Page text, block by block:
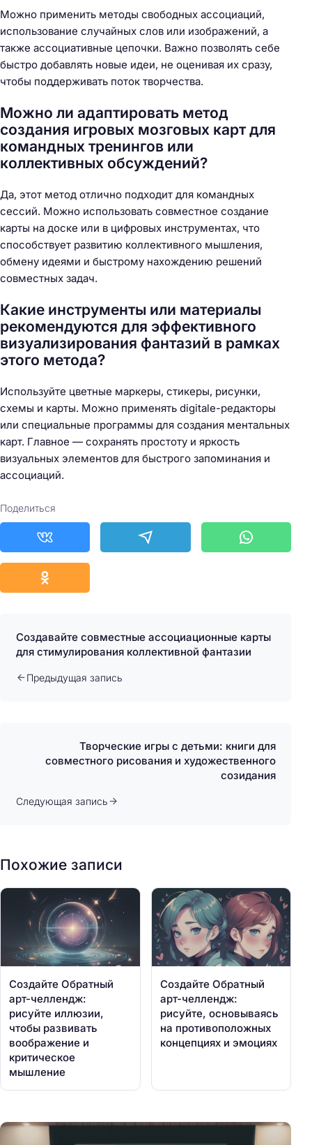
Можно применить методы свободных ассоциаций,
использование случайных слов или изображений, а
также ассоциативные цепочки. Важно позволять себе
быстро добавлять новые идеи, не оценивая их сразу,
чтобы поддерживать поток творчества.
Можно ли адаптировать метод
создания игровых мозговых карт для
командных тренингов или
коллективных обсуждений?
Да, этот метод отлично подходит для командных
сессий. Можно использовать совместное создание
карты на доске или в цифровых инструментах, что
способствует развитию коллективного мышления,
обмену идеями и быстрому нахождению решений
совместных задач.
Какие инструменты или материалы
рекомендуются для эффективного
визуализирования фантазий в рамках
этого метода?
Используйте цветные маркеры, стикеры, рисунки,
схемы и карты. Можно применять digitale-редакторы
или специальные программы для создания ментальных
карт. Главное — сохранять простоту и яркость
визуальных элементов для быстрого запоминания и
ассоциаций.
Поделиться
Создавайте совместные ассоциационные карты
для стимулирования коллективной фантазии
Предыдущая запись
Творческие игры с детьми: книги для
совместного рисования и художественного
созидания
Следующая запись
Похожие записи
Создайте Обратный
арт-челлендж:
рисуйте иллюзии,
чтобы развивать
воображение и
критическое
мышление
Создайте Обратный
арт-челлендж:
рисуйте, основываясь
на противоположных
концепциях и эмоциях